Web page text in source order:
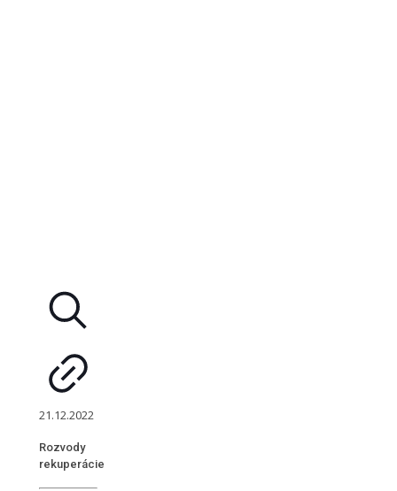
21.12.2022
Rozvody
rekuperácie